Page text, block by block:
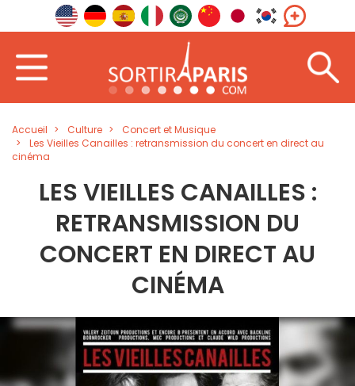
Accueil Culture
Concert et Musique
Les Vieilles Canailles : retransmission du concert en direct au
cinéma
LES VIEILLES CANAILLES :
RETRANSMISSION DU
CONCERT EN DIRECT AU
CINÉMA